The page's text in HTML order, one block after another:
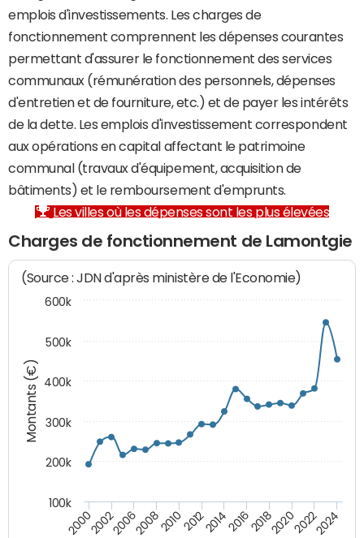
emplois d'investissements. Les charges de
fonctionnement comprennent les dépenses courantes
permettant d'assurer le fonctionnement des services
communaux (rémunération des personnels, dépenses
d'entretien et de fourniture, etc.) et de payer les intérêts
de la dette. Les emplois d'investissement correspondent
aux opérations en capital affectant le patrimoine
communal (travaux d'équipement, acquisition de
bâtiments) et le remboursement d'emprunts.
Les villes où les dépenses sont les plus élevées
Charges de fonctionnement de Lamontgie
Montants (€)
(Source : JDN d'après ministère de l'Economie)
200020022006200820102012201420162018202020222024
100k
200k
300k
400k
500k
600k